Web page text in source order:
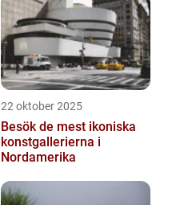
22 oktober 2025
Besök de mest ikoniska
konstgallerierna i
Nordamerika